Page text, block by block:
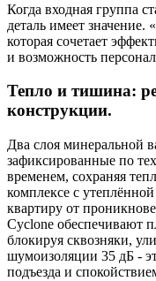
Когда входная группа
деталь имеет значение.
которая сочетает
и возможность
Тепло и тишина:
конструкции.
Два слоя минеральной
зафиксированные по
временем, сохраняя
комплексе с
квартиру от
Cyclone обеспечивают
блокируя сквозняки,
шумоизоляции 35 дБ -
подъезда и